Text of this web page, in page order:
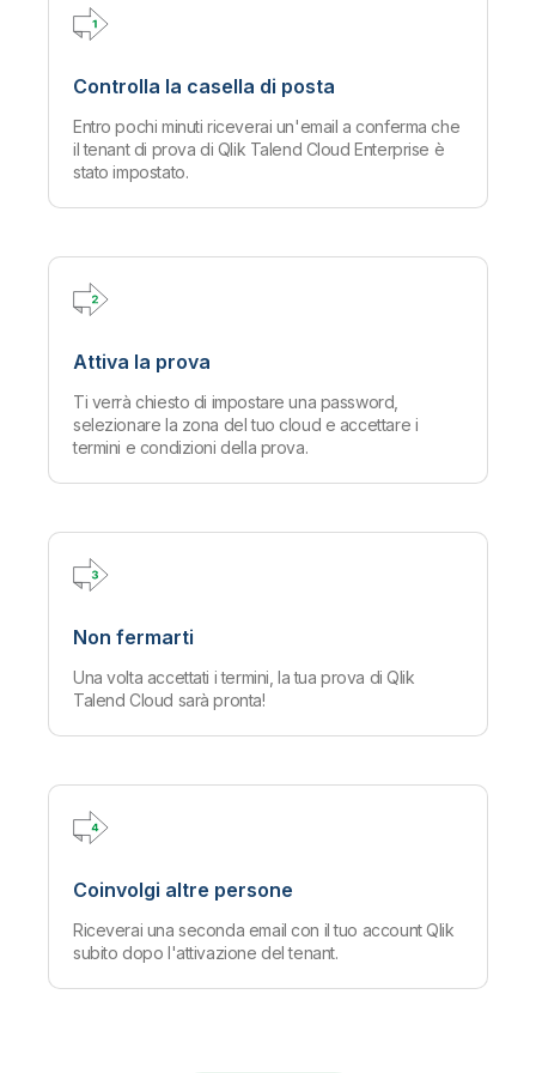
Onboarding
Documentazione di prodotto
Ultime notizie
Sedi nel mondo
Qlik
Talend
Controlla la casella di posta
Entro pochi minuti riceverai un'email a conferma che
il tenant di prova di Qlik Talend Cloud Enterprise è
stato impostato.
Attiva la prova
Ti verrà chiesto di impostare una password,
selezionare la zona del tuo cloud e accettare i
termini e condizioni della prova.
Non fermarti
Una volta accettati i termini, la tua prova di Qlik
Talend Cloud sarà pronta!
Coinvolgi altre persone
Riceverai una seconda email con il tuo account Qlik
subito dopo l'attivazione del tenant.